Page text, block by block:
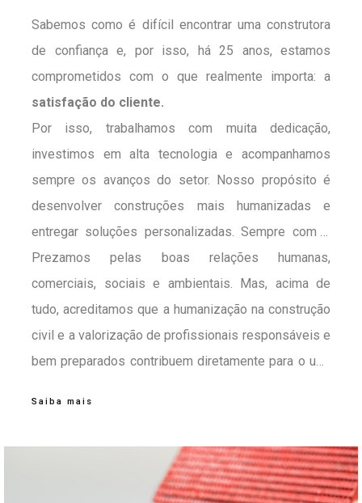
Sabemos como é difícil encontrar uma construtora
de confiança e, por isso, há 25 anos, estamos
comprometidos com o que realmente importa: a
satisfação do cliente.
Por isso, trabalhamos com muita dedicação,
investimos em alta tecnologia e acompanhamos
sempre os avanços do setor. Nosso propósito é
desenvolver construções mais humanizadas e
entregar soluções personalizadas. Sempre com o
foco no cliente e excelência do planejamento à
execução, nossos projetos são modernos e únicos.
Prezamos pelas boas relações humanas,
comerciais, sociais e ambientais. Mas, acima de
tudo, acreditamos que a humanização na construção
civil e a valorização de profissionais responsáveis e
bem preparados contribuem diretamente para o uso
Saiba mais